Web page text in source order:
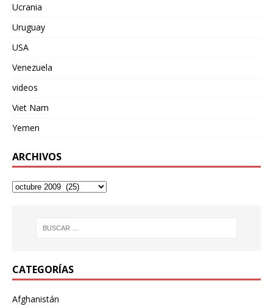
Ucrania
Uruguay
USA
Venezuela
videos
Viet Nam
Yemen
ARCHIVOS
CATEGORÍAS
Afghanistán